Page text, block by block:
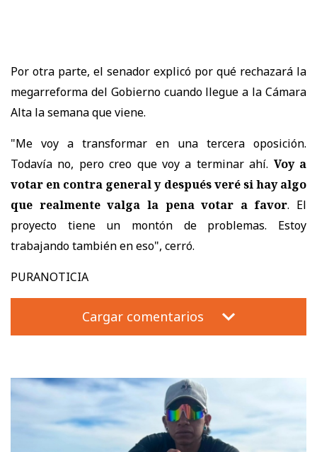
Por otra parte, el senador explicó por qué rechazará la
megarreforma del Gobierno cuando llegue a la Cámara
Alta la semana que viene.
"Me voy a transformar en una tercera oposición.
Todavía no, pero creo que voy a terminar ahí. Voy a
votar en contra general y después veré si hay algo
que realmente valga la pena votar a favor. El
proyecto tiene un montón de problemas. Estoy
trabajando también en eso", cerró.
PURANOTICIA
Cargar comentarios